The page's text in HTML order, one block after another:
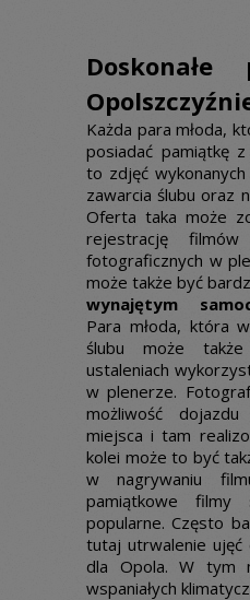
Każda para młoda,
posiadać pamiątkę
to zdjęć
zawarcia ślubu oraz
Oferta taka może
rejestrację
fotograficznych w
może także być
wynajętym
Para młoda, która
ślubu może
ustaleniach
w plenerze.
możliwość
miejsca i tam
kolei może to być
w nagrywaniu
pamiątkowe filmy
popularne. Często
tutaj utrwalenie ujęć
dla Opola. W tym
wspaniałych